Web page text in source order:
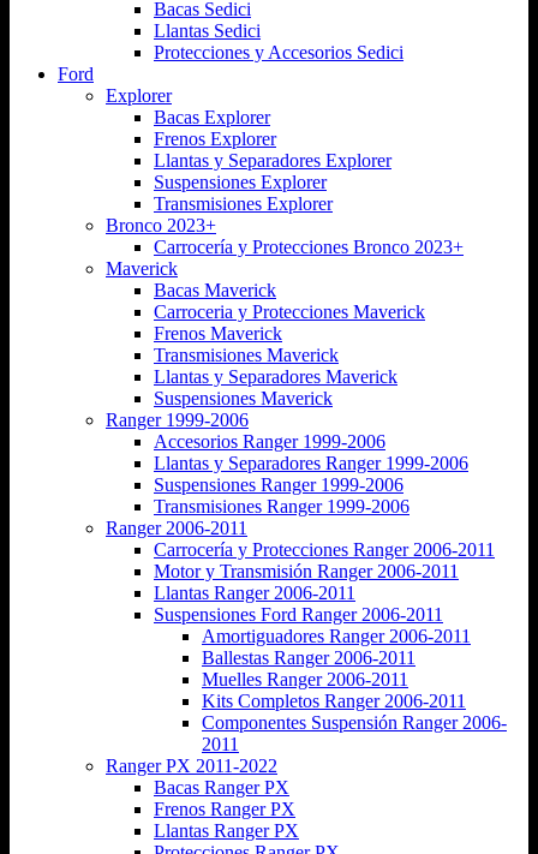
Bacas Sedici
Llantas Sedici
Protecciones y Accesorios Sedici
Ford
Explorer
Bacas Explorer
Frenos Explorer
Llantas y Separadores Explorer
Suspensiones Explorer
Transmisiones Explorer
Bronco 2023+
Carrocería y Protecciones Bronco 2023+
Maverick
Bacas Maverick
Carroceria y Protecciones Maverick
Frenos Maverick
Transmisiones Maverick
Llantas y Separadores Maverick
Suspensiones Maverick
Ranger 1999-2006
Accesorios Ranger 1999-2006
Llantas y Separadores Ranger 1999-2006
Suspensiones Ranger 1999-2006
Transmisiones Ranger 1999-2006
Ranger 2006-2011
Carrocería y Protecciones Ranger 2006-2011
Motor y Transmisión Ranger 2006-2011
Llantas Ranger 2006-2011
Suspensiones Ford Ranger 2006-2011
Amortiguadores Ranger 2006-2011
Ballestas Ranger 2006-2011
Muelles Ranger 2006-2011
Kits Completos Ranger 2006-2011
Componentes Suspensión Ranger 2006-
2011
Ranger PX 2011-2022
Bacas Ranger PX
Frenos Ranger PX
Llantas Ranger PX